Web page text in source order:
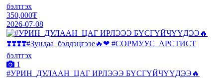
бэлтгэх
350,000₮
2026-07-08
1
#УРИН_ДУЛААН_ЦАГ ИРЛЭЭЭ БҮСГҮЙЧҮҮДЭЭ🔥